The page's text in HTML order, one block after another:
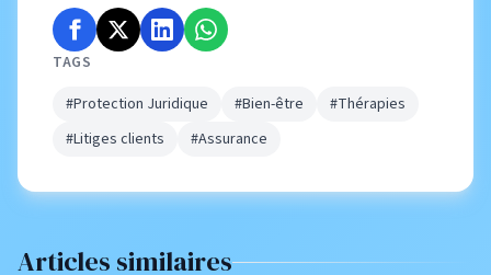
TAGS
#Protection Juridique
#Bien-être
#Thérapies
#Litiges clients
#Assurance
Articles similaires